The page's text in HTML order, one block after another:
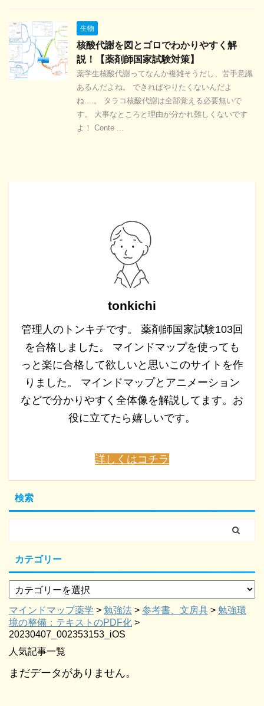
生物
核酸代謝を図とゴロでわかりやすく解
説！【薬剤師国家試験対策】
薬学生核酸代謝ってなんか複雑そうだし、苦手意識
あるんだよね。 できればやりたくないんだよ
ね....。 タラコ核酸代謝は全部覚える必要無いで
す。 大事なところと理由が分かれ難しくないです
よ！ Conte ...
tonkichi
管理人のトンキチです。 薬剤師国家試験103回
を合格しました。 マインドマップを使っても
っと楽に合格して欲しいと思いこのサイトを作
りました。 マインドマップとアニメーション
などで分かりやすく全体像を解説してます。お
役に立てたら嬉しいです。
詳しくはコチラ
検索
カテゴリー
マインドマップ薬学 > 勉強法 > 参考書、文房具 > 勉強環
境の整備：テキストのPDF化 >
20230407_002353153_iOS
人気記事一覧
まだデータがありません。